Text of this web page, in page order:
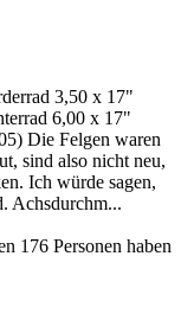
3,50 x 17"
6,00 x 17"
Die Felgen waren
sind also nicht neu,
Ich würde sagen,
Achsdurchm...
176 Personen haben